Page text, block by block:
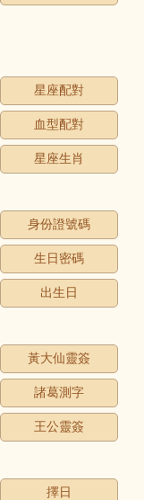
星座配對
血型配對
星座生肖
身份證號碼
生日密碼
出生日
黃大仙靈簽
諸葛測字
王公靈簽
擇日